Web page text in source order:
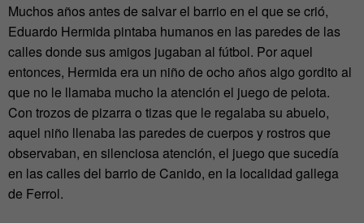
Muchos años antes de salvar el barrio en el que se crió,
Eduardo Hermida pintaba humanos en las paredes de las
calles donde sus amigos jugaban al fútbol. Por aquel
entonces, Hermida era un niño de ocho años algo gordito al
que no le llamaba mucho la atención el juego de pelota.
Con trozos de pizarra o tizas que le regalaba su abuelo,
aquel niño llenaba las paredes de cuerpos y rostros que
observaban, en silenciosa atención, el juego que sucedía
en las calles del barrio de Canido, en la localidad gallega
de Ferrol.